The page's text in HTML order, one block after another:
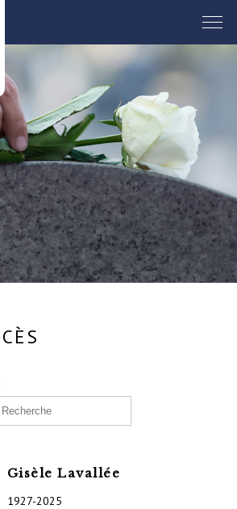
Gisèle Lavallée
1927-2025